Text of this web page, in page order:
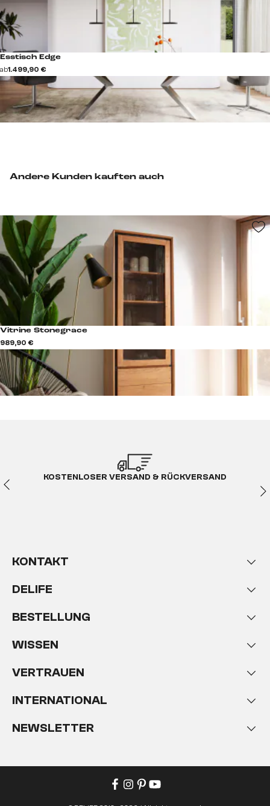
Andere Kunden kauften auch
Vitrine Stonegrace
989,90 €
Esstisch Edge
ab1.499,90 €
KOSTENLOSER VERSAND & RÜCKVERSAND
KONTAKT
DELIFE
BESTELLUNG
WISSEN
VERTRAUEN
INTERNATIONAL
NEWSLETTER